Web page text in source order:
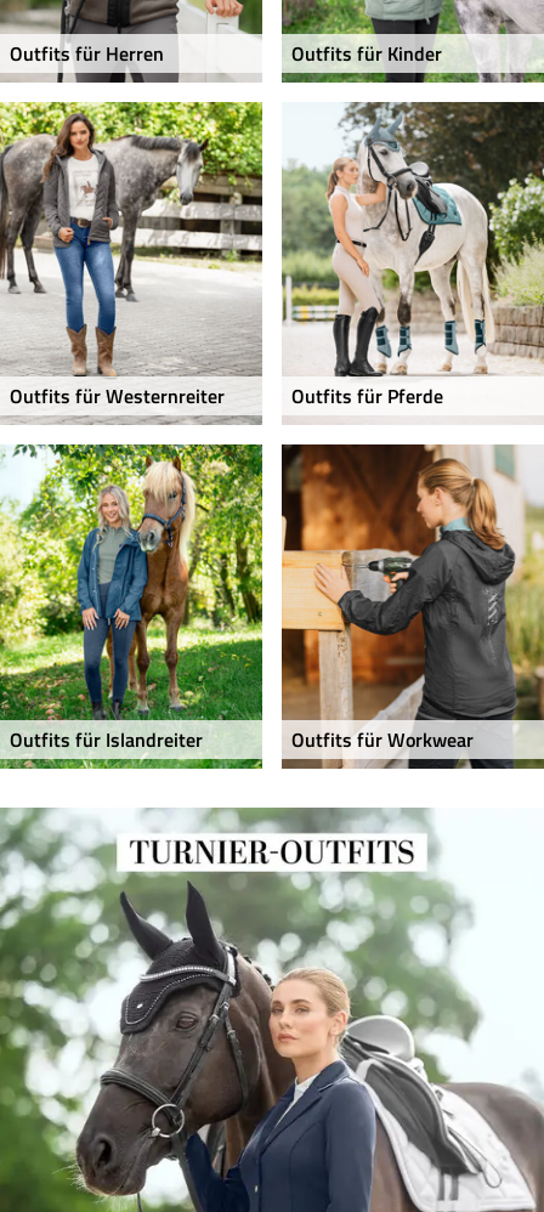
Outfits für Herren Outfits für Kinder
Outfits für Westernreiter Outfits für Pferde
Outfits für Islandreiter Outfits für Workwear